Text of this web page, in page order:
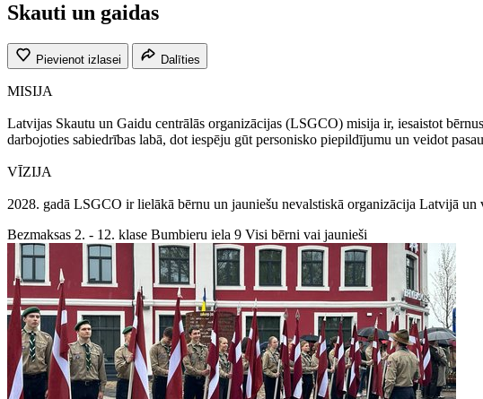
Skauti un gaidas
Pievienot izlasei Dalīties
MISIJA
Latvijas Skautu un Gaidu centrālās organizācijas (LSGCO) misija ir, iesaistot
darbojoties sabiedrības labā, dot iespēju gūt personisko piepildījumu un veidot
VĪZIJA
2028. gadā LSGCO ir lielākā bērnu un jauniešu nevalstiskā organizācija Latvijā
Bezmaksas 2. - 12. klase Bumbieru iela 9 Visi bērni vai jaunieši